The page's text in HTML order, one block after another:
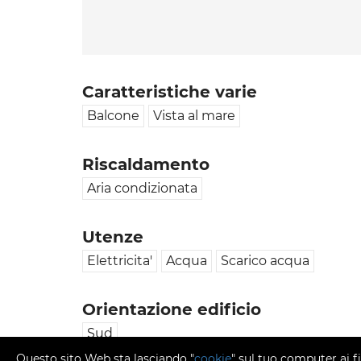
Caratteristiche varie
Balcone Vista al mare
Riscaldamento
Aria condizionata
Utenze
Elettricita' Acqua Scarico acqua
Orientazione edificio
Sud